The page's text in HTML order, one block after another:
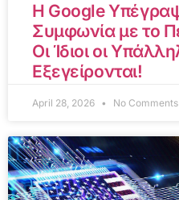
Η Google
Συμφωνία με το
Οι Ίδιοι οι
Εξεγείρονται!
April 28, 2026 No Comments